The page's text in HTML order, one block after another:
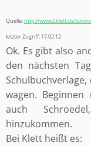
Quelle:http://www2.klett.de/
letzter Zugriff: 17.02.12
Ok. Es gibt also
den nächsten
wagen.
auch
hinzukommen.
Bei Klett heißt es: